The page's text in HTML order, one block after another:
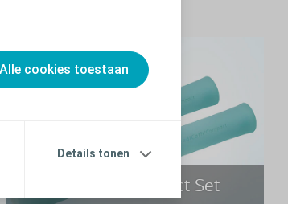
Alle cookies toestaan
Details tonen
SpeediCath Compact Set